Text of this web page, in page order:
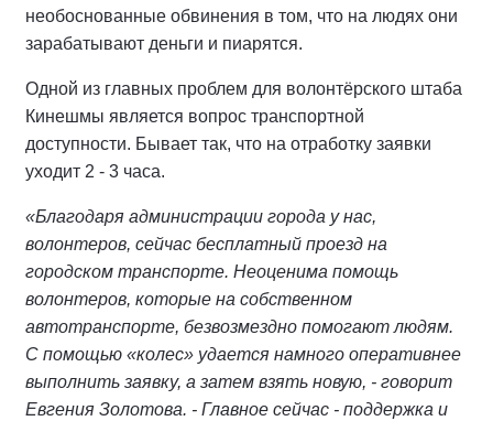
необоснованные обвинения в том, что на людях они
зарабатывают деньги и пиарятся.
Одной из главных проблем для волонтёрского штаба
Кинешмы является вопрос транспортной
доступности. Бывает так, что на отработку заявки
уходит 2 - 3 часа.
«Благодаря администрации города у нас,
волонтеров, сейчас бесплатный проезд на
городском транспорте. Неоценима помощь
волонтеров, которые на собственном
автотранспорте, безвозмездно помогают людям.
С помощью «колес» удается намного оперативнее
выполнить заявку, а затем взять новую, - говорит
Евгения Золотова. - Главное сейчас - поддержка и